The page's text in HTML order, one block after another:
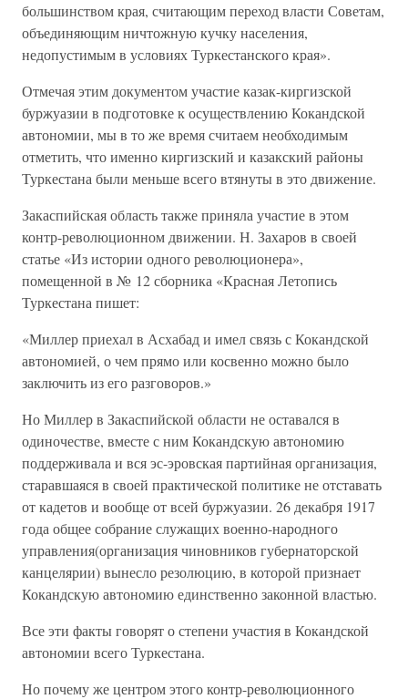
большинством края, считающим переход власти Советам,
объединяющим ничтожную кучку населения,
недопустимым в условиях Туркестанского края».
Отмечая этим документом участие казак-киргизской
буржуазии в подготовке к осуществлению Кокандской
автономии, мы в то же время считаем необходимым
отметить, что именно киргизский и казакский районы
Туркестана были меньше всего втянуты в это движение.
Закаспийская область также приняла участие в этом
контр-революционном движении. Н. Захаров в своей
статье «Из истории одного революционера»,
помещенной в № 12 сборника «Красная Летопись
Туркестана пишет:
«Миллер приехал в Асхабад и имел связь с Кокандской
автономией, о чем прямо или косвенно можно было
заключить из его разговоров.»
Но Миллер в Закаспийской области не оставался в
одиночестве, вместе с ним Кокандскую автономию
поддерживала и вся эс-эровская партийная организация,
старавшаяся в своей практической политике не отставать
от кадетов и вообще от всей буржуазии. 26 декабря 1917
года общее собрание служащих военно-народного
управления(организация чиновников губернаторской
канцелярии) вынесло резолюцию, в которой признает
Кокандскую автономию единственно законной властью.
Все эти факты говорят о степени участия в Кокандской
автономии всего Туркестана.
Но почему же центром этого контр-революционного